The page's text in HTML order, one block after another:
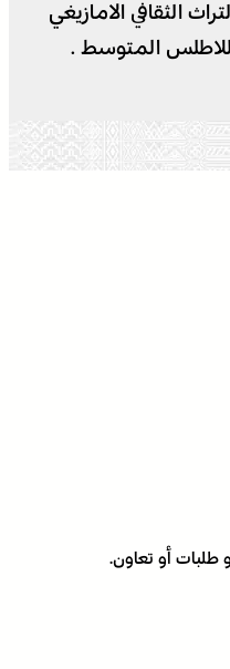
الثقافي الامازيغي
للاطلس المتوسط .
طلبات أو تعاون.